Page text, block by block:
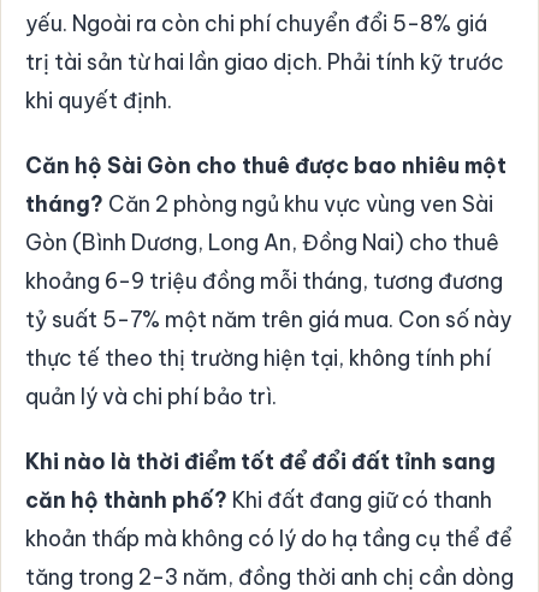
yếu. Ngoài ra còn chi phí chuyển đổi 5-8% giá
trị tài sản từ hai lần giao dịch. Phải tính kỹ trước
khi quyết định.
Căn hộ Sài Gòn cho thuê được bao nhiêu một
tháng? Căn 2 phòng ngủ khu vực vùng ven Sài
Gòn (Bình Dương, Long An, Đồng Nai) cho thuê
khoảng 6-9 triệu đồng mỗi tháng, tương đương
tỷ suất 5-7% một năm trên giá mua. Con số này
thực tế theo thị trường hiện tại, không tính phí
quản lý và chi phí bảo trì.
Khi nào là thời điểm tốt để đổi đất tỉnh sang
căn hộ thành phố? Khi đất đang giữ có thanh
khoản thấp mà không có lý do hạ tầng cụ thể để
tăng trong 2-3 năm, đồng thời anh chị cần dòng